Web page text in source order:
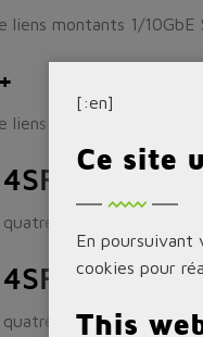
montants 1/10GbE
montants 1/10GbE
liens montants 1/
liens montants 1/
[:en]
Ce site
En poursuivant
cookies pour
This